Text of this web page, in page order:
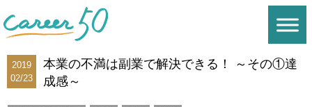
2019
02/23
本業の不満は副業で解決できる！ ～その①達
成感～